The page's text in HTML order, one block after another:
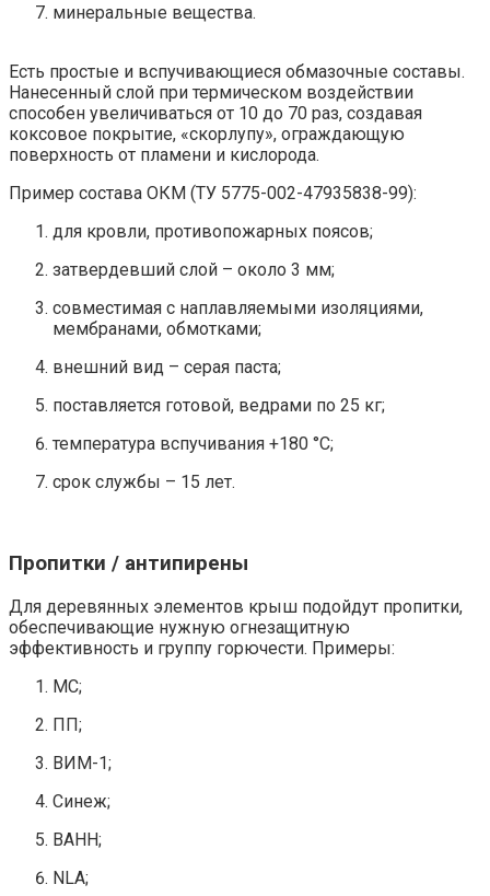
минеральные вещества.
Есть простые и вспучивающиеся обмазочные составы.
Нанесенный слой при термическом воздействии
способен увеличиваться от 10 до 70 раз, создавая
коксовое покрытие, «скорлупу», ограждающую
поверхность от пламени и кислорода.
Пример состава ОКМ (ТУ 5775-002-47935838-99):
для кровли, противопожарных поясов;
затвердевший слой – около 3 мм;
совместимая с наплавляемыми изоляциями,
мембранами, обмотками;
внешний вид – серая паста;
поставляется готовой, ведрами по 25 кг;
температура вспучивания +180 °C;
срок службы – 15 лет.
Пропитки / антипирены
Для деревянных элементов крыш подойдут пропитки,
обеспечивающие нужную огнезащитную
эффективность и группу горючести. Примеры:
МС;
ПП;
ВИМ-1;
Синеж;
ВАНН;
NLA;